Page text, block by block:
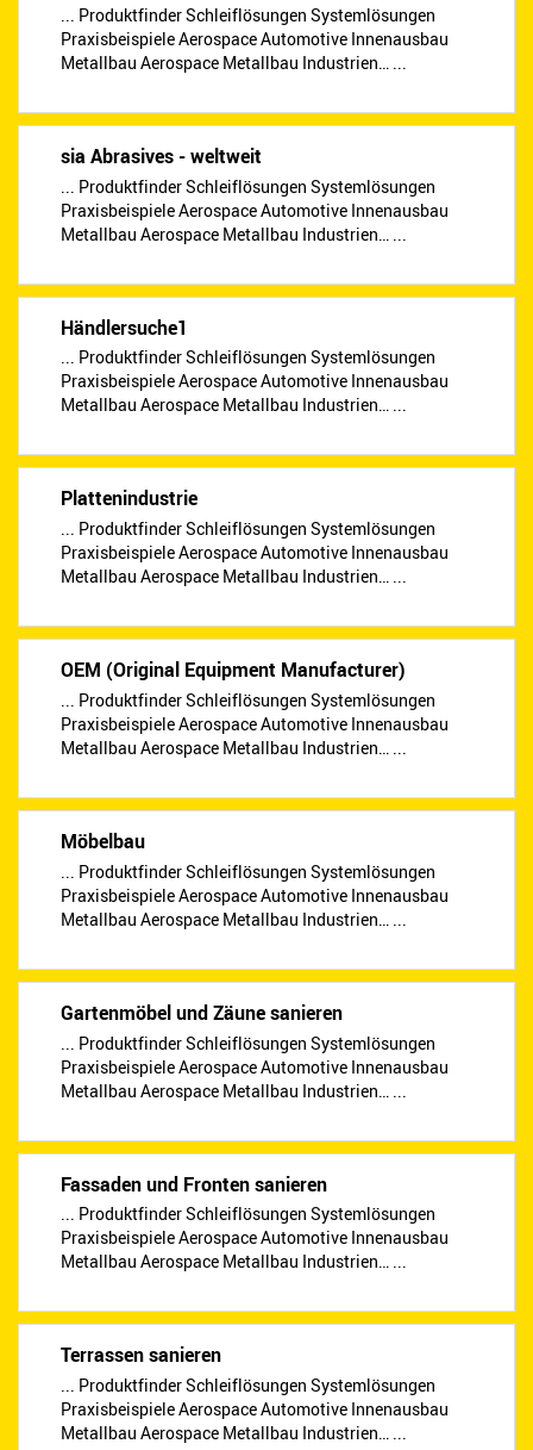
... Produktfinder Schleiflösungen Systemlösungen
Praxisbeispiele Aerospace Automotive Innenausbau
Metallbau Aerospace Metallbau Industrien… ...
sia Abrasives - weltweit
... Produktfinder Schleiflösungen Systemlösungen
Praxisbeispiele Aerospace Automotive Innenausbau
Metallbau Aerospace Metallbau Industrien… ...
Händlersuche1
... Produktfinder Schleiflösungen Systemlösungen
Praxisbeispiele Aerospace Automotive Innenausbau
Metallbau Aerospace Metallbau Industrien… ...
Plattenindustrie
... Produktfinder Schleiflösungen Systemlösungen
Praxisbeispiele Aerospace Automotive Innenausbau
Metallbau Aerospace Metallbau Industrien… ...
OEM (Original Equipment Manufacturer)
... Produktfinder Schleiflösungen Systemlösungen
Praxisbeispiele Aerospace Automotive Innenausbau
Metallbau Aerospace Metallbau Industrien… ...
Möbelbau
... Produktfinder Schleiflösungen Systemlösungen
Praxisbeispiele Aerospace Automotive Innenausbau
Metallbau Aerospace Metallbau Industrien… ...
Gartenmöbel und Zäune sanieren
... Produktfinder Schleiflösungen Systemlösungen
Praxisbeispiele Aerospace Automotive Innenausbau
Metallbau Aerospace Metallbau Industrien… ...
Fassaden und Fronten sanieren
... Produktfinder Schleiflösungen Systemlösungen
Praxisbeispiele Aerospace Automotive Innenausbau
Metallbau Aerospace Metallbau Industrien… ...
Terrassen sanieren
... Produktfinder Schleiflösungen Systemlösungen
Praxisbeispiele Aerospace Automotive Innenausbau
Metallbau Aerospace Metallbau Industrien… ...